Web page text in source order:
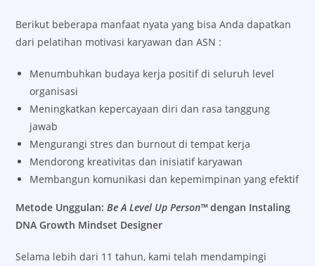
Berikut beberapa manfaat nyata yang bisa Anda dapatkan
dari pelatihan motivasi karyawan dan ASN :
Menumbuhkan budaya kerja positif di seluruh level
organisasi
Meningkatkan kepercayaan diri dan rasa tanggung
jawab
Mengurangi stres dan burnout di tempat kerja
Mendorong kreativitas dan inisiatif karyawan
Membangun komunikasi dan kepemimpinan yang efektif
Metode Unggulan:Be A Level Up Person™ dengan Instaling
DNA Growth Mindset Designer
Selama lebih dari 11 tahun, kami telah mendampingi